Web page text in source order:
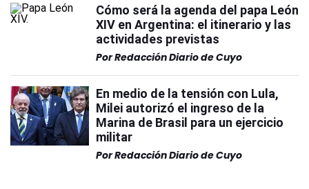
Cómo será la agenda del papa León
XIV en Argentina: el itinerario y las
actividades previstas
PorRedacción Diario de Cuyo
En medio de la tensión con Lula,
Milei autorizó el ingreso de la
Marina de Brasil para un ejercicio
militar
PorRedacción Diario de Cuyo